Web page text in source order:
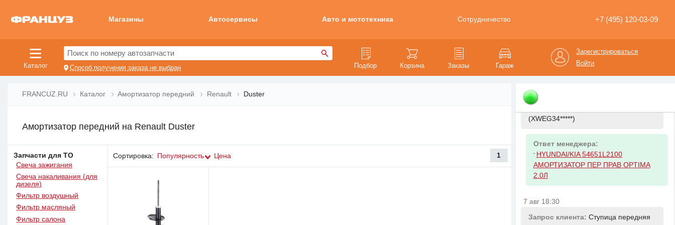
Магазины Автосервисы Авто и мототехника Сотрудничество +7 (495) 120-03-09
Каталог
Поиск по номеру автозапчасти
Способ получения заказа не выбран Подбор Корзина Заказы Гараж
Зарегистрироваться
Войти
FRANCUZ.RU Каталог Амортизатор передний Renault Duster
Амортизатор передний на Renault Duster
Запчасти для ТО
Свеча зажигания
Свеча накаливания (для
дизеля)
Фильтр воздушный
Фильтр масляный
Фильтр салона
Сортировка: Популярность Цена 1
20CRDi 10 Ceed
Запрос клиента:
(XWEG34*****)
Ответ менеджера:
- HYUNDAI/KIA 54651L2100
АМОРТИЗАТОР ПЕР ПРАВ OPTIMA
2.0Л
7 авг 18:30
Запрос клиента: Ступица передняя